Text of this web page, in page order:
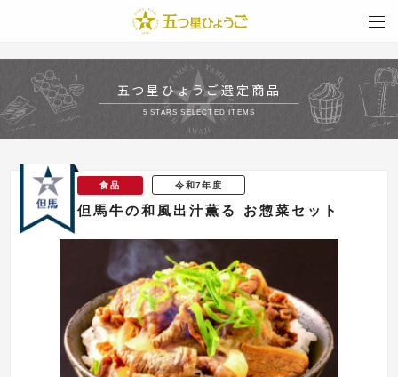
五つ星ひょうご選定商品
5 STARS SELECTED ITEMS
食品 令和7年度
但馬牛の和風出汁薫る お惣菜セット